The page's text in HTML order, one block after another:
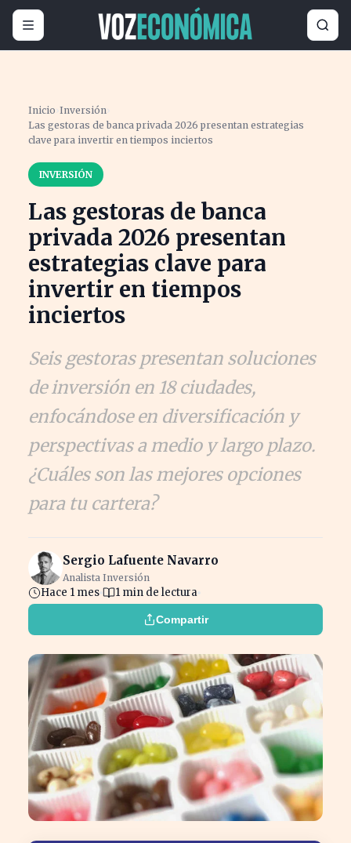
Inicio ›Inversión›
Las gestoras de banca privada 2026 presentan estrategias
clave para invertir en tiempos inciertos
INVERSIÓN
Las gestoras de banca
privada 2026 presentan
estrategias clave para
invertir en tiempos
inciertos
Seis gestoras presentan soluciones
de inversión en 18 ciudades,
enfocándose en diversificación y
perspectivas a medio y largo plazo.
¿Cuáles son las mejores opciones
para tu cartera?
Sergio Lafuente Navarro
Analista Inversión
Hace 1 mes 1 min de lectura
Compartir